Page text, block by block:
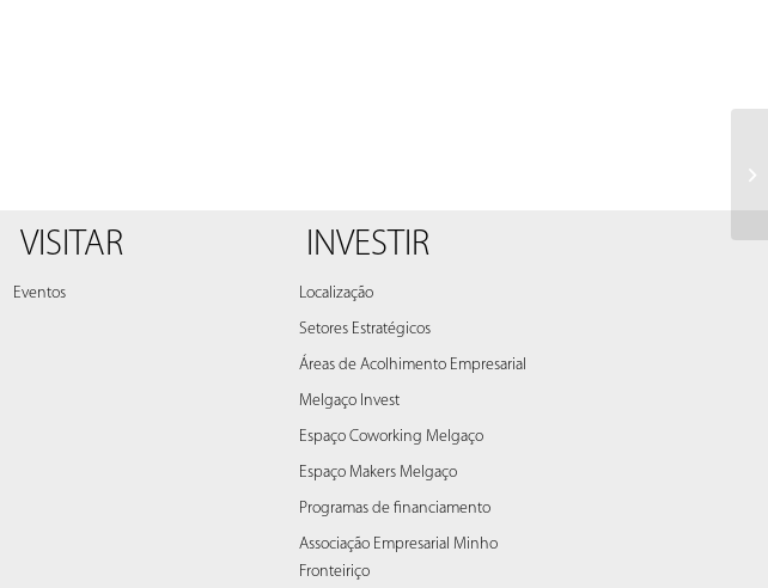
VISITAR
Eventos
INVESTIR
Localização
Setores Estratégicos
Áreas de Acolhimento Empresarial
Melgaço Invest
Espaço Coworking Melgaço
Espaço Makers Melgaço
Programas de financiamento
Associação Empresarial Minho
Fronteiriço